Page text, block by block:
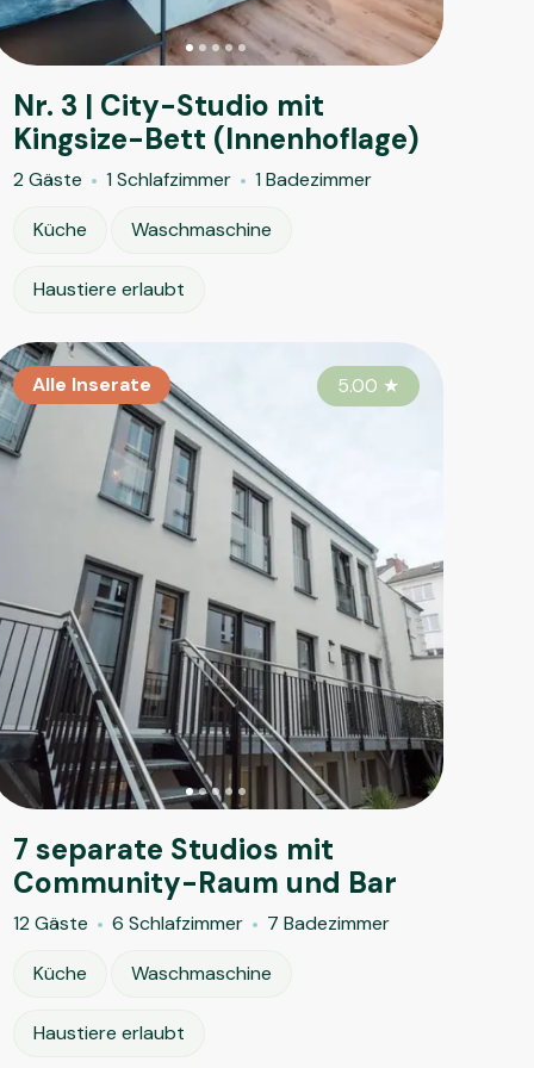
Nr. 3 | City-Studio mit
Kingsize-Bett (Innenhoflage)
2 Gäste 1 Schlafzimmer
1 Badezimmer
Küche
Waschmaschine
Haustiere erlaubt
Inserate 4.50 ★
Alle Inserate 4.65★
Alle Inserate 5.00 ★
7 separate Studios mit
Community-Raum und Bar
12 Gäste 6 Schlafzimmer
7 Badezimmer
Küche
Waschmaschine
Haustiere erlaubt